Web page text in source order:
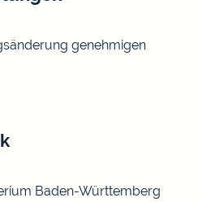
genehmigen
Baden-Württemberg